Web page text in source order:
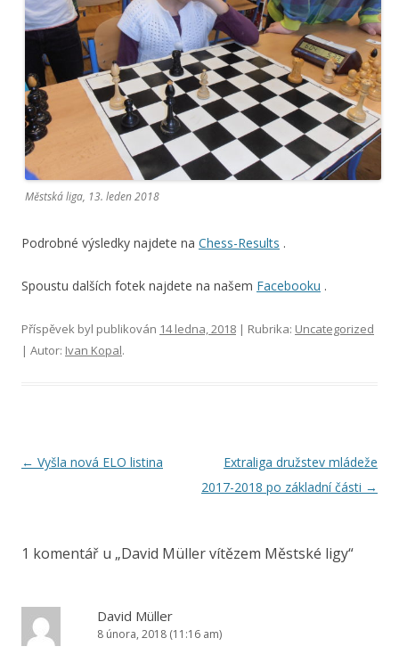
Městská liga, 13. leden 2018
Podrobné výsledky najdete na Chess-Results .
Spoustu dalších fotek najdete na našem Facebooku .
Příspěvek byl publikován 14 ledna, 2018 | Rubrika: Uncategorized
| Autor: Ivan Kopal.
Navigace
← Vyšla nová ELO listina
Extraliga družstev mládeže
2017-2018 po základní části →
1 komentář u „David Müller vítězem Městské ligy“
David Müller
8 února, 2018 (11:16 am)